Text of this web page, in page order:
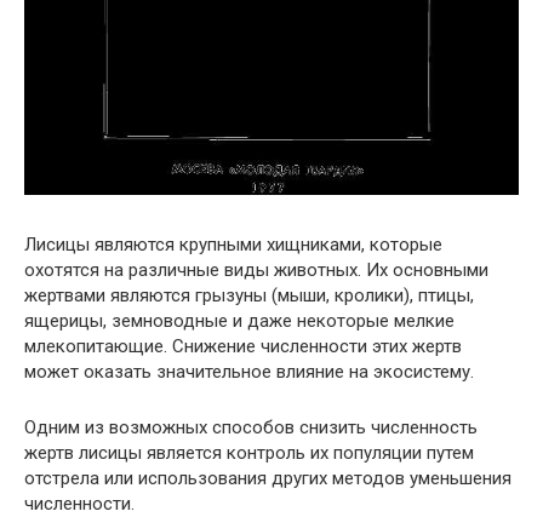
Лисицы являются крупными хищниками, которые
охотятся на различные виды животных. Их основными
жертвами являются грызуны (мыши, кролики), птицы,
ящерицы, земноводные и даже некоторые мелкие
млекопитающие. Снижение численности этих жертв
может оказать значительное влияние на экосистему.
Одним из возможных способов снизить численность
жертв лисицы является контроль их популяции путем
отстрела или использования других методов уменьшения
численности.